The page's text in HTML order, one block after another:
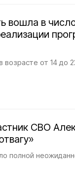
вошла в
возрасте от 14 до
СВО
полной